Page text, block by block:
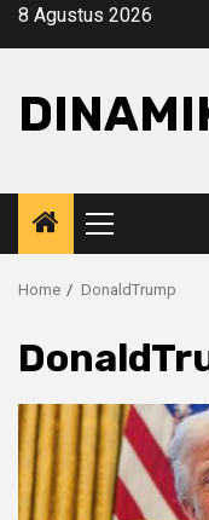
Skip8 Agustus 2026
Primary
Menu
Home DonaldTrump